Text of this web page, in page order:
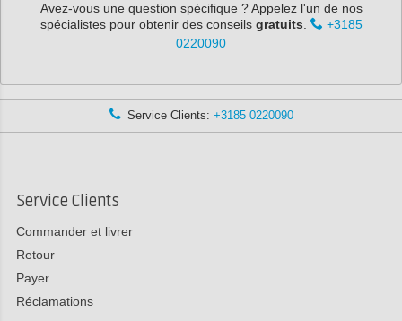
Avez-vous une question spécifique ? Appelez l'un de nos
spécialistes pour obtenir des conseils gratuits
+3185
0220090
Service Clients: +3185 0220090
Service Clients
Commander et livrer
Retour
Payer
Réclamations